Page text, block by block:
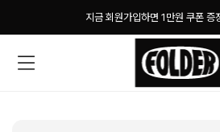
지금 회원가입하면 1만원 쿠폰 증